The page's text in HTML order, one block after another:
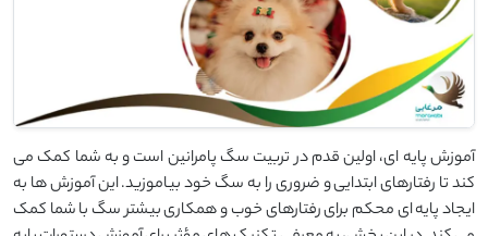
آموزش پایه ‌ای، اولین قدم در تربیت سگ پامرانین است و به شما کمک می
‌کند تا رفتارهای ابتدایی و ضروری را به سگ خود بیاموزید. این آموزش ‌ها به
ایجاد پایه ‌ای محکم برای رفتارهای خوب و همکاری بیشتر سگ با شما کمک